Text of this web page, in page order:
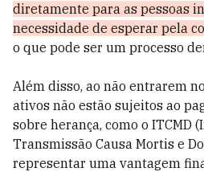
diretamente para as pessoas
necessidade de esperar pela
o que pode ser um processo
Além disso, ao não entrarem
ativos não estão sujeitos ao
sobre herança, como o ITCMD
Transmissão Causa Mortis e
representar uma vantagem